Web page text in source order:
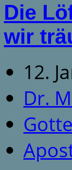
Die
wir
12.
Dr.